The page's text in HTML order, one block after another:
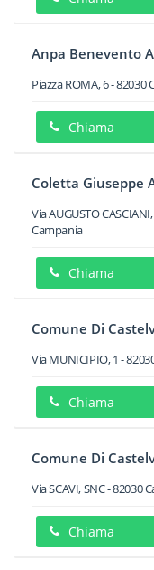
Anpa Benevento
Piazza ROMA, 6-82030
Chiama
Coletta Giuseppe
Via AUGUSTO
Campania
Chiama
Comune Di
Via MUNICIPIO, 1 -
Chiama
Comune Di
Via SCAVI, SNC-82030
Chiama